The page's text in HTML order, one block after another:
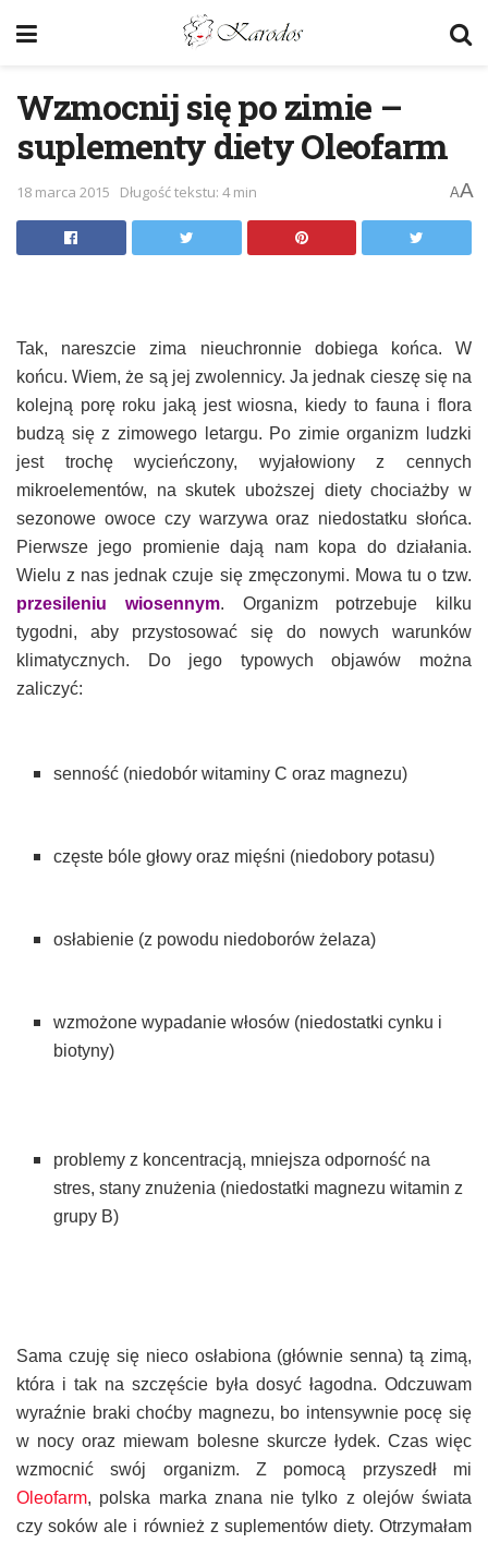
Wzmocnij się po zimie –
suplementy diety Oleofarm
18 marca 2015 Długość tekstu: 4 min AA
Tak, nareszcie zima nieuchronnie dobiega końca. W
końcu. Wiem, że są jej zwolennicy. Ja jednak cieszę się na
kolejną porę roku jaką jest wiosna, kiedy to fauna i flora
budzą się z zimowego letargu. Po zimie organizm ludzki
jest trochę wycieńczony, wyjałowiony z cennych
mikroelementów, na skutek uboższej diety chociażby w
sezonowe owoce czy warzywa oraz niedostatku słońca.
Pierwsze jego promienie dają nam kopa do działania.
Wielu z nas jednak czuje się zmęczonymi. Mowa tu o tzw.
przesileniu wiosennym. Organizm potrzebuje kilku
tygodni, aby przystosować się do nowych warunków
klimatycznych. Do jego typowych objawów można
zaliczyć:
senność (niedobór witaminy C oraz magnezu)
częste bóle głowy oraz mięśni (niedobory potasu)
osłabienie (z powodu niedoborów żelaza)
wzmożone wypadanie włosów (niedostatki cynku i
biotyny)
problemy z koncentracją, mniejsza odporność na
stres, stany znużenia (niedostatki magnezu witamin z
grupy B)
Sama czuję się nieco osłabiona (głównie senna) tą zimą,
która i tak na szczęście była dosyć łagodna. Odczuwam
wyraźnie braki choćby magnezu, bo intensywnie pocę się
w nocy oraz miewam bolesne skurcze łydek. Czas więc
wzmocnić swój organizm. Z pomocą przyszedł mi
Oleofarm, polska marka znana nie tylko z olejów świata
czy soków ale i również z suplementów diety. Otrzymałam